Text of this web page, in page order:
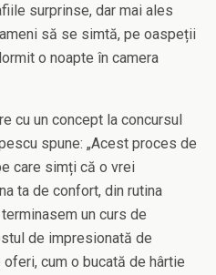
surprinse, dar mai ales
să se simtă, pe oaspeții
o noapte în camera
cu un concept la concursul
spune: „Acest proces de
care simți că o vrei
ta de confort, din rutina
un curs de
de impresionată de
cum o bucată de hârtie